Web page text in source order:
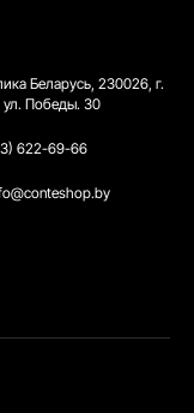
Беларусь, 230026, г.
ул. Победы. 30
622-69-66